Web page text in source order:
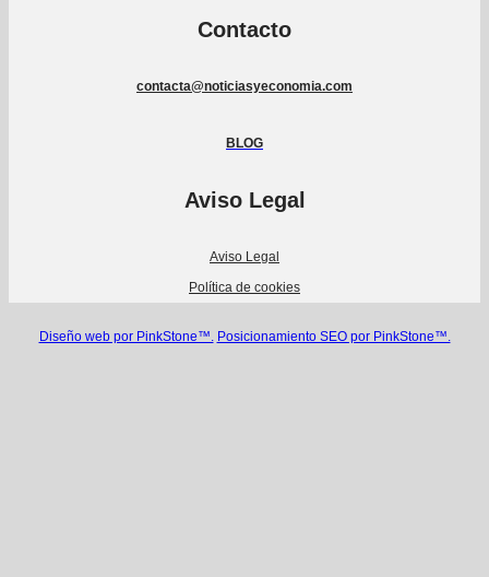
Contacto
contacta@noticiasyeconomia.com
BLOG
Aviso Legal
Aviso Legal
Política de cookies
Diseño web por PinkStone™. Posicionamiento SEO por PinkStone™.